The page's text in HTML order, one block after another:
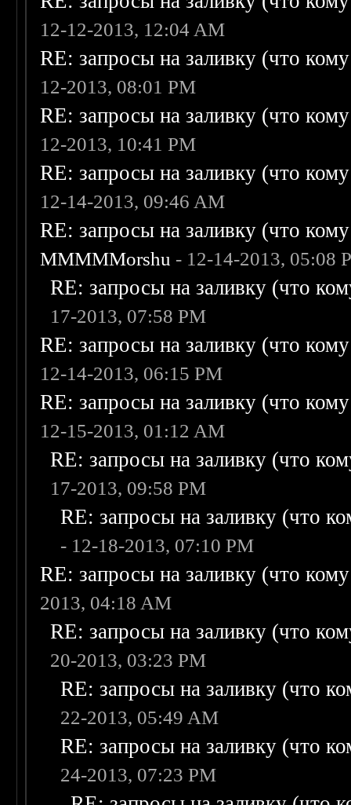
12-12-2013, 12:04 AM
RE: запросы на заливку (что
12-2013, 08:01 PM
RE: запросы на заливку (что
12-2013, 10:41 PM
RE: запросы на заливку (что
12-14-2013, 09:46 AM
RE: запросы на заливку (что
MMMMMorshu - 12-14-2013, 05:08
RE: запросы на заливку (что
17-2013, 07:58 PM
RE: запросы на заливку (что
12-14-2013, 06:15 PM
RE: запросы на заливку (что
12-15-2013, 01:12 AM
RE: запросы на заливку (что
17-2013, 09:58 PM
RE: запросы на заливку (что
- 12-18-2013, 07:10 PM
RE: запросы на заливку (что
2013, 04:18 AM
RE: запросы на заливку (что
20-2013, 03:23 PM
RE: запросы на заливку (что
22-2013, 05:49 AM
RE: запросы на заливку (что
24-2013, 07:23 PM